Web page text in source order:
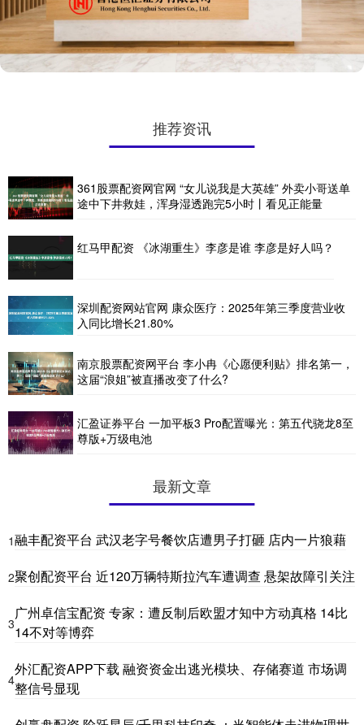
推荐资讯
361股票配资网官网 “女儿说我是大英雄” 外卖小哥送单
途中下井救娃，浑身湿透跑完5小时丨看见正能量
红马甲配资 《冰湖重生》李彦是谁 李彦是好人吗？
深圳配资网站官网 康众医疗：2025年第三季度营业收
入同比增长21.80%
南京股票配资网平台 李小冉《心愿便利贴》排名第一，
这届“浪姐”被直播改变了什么?
汇盈证券平台 一加平板3 Pro配置曝光：第五代骁龙8至
尊版+万级电池
最新文章
1融丰配资平台 武汉老字号餐饮店遭男子打砸 店内一片狼藉
2聚创配资平台 近120万辆特斯拉汽车遭调查 悬架故障引关注
3
广州卓信宝配资 专家：遭反制后欧盟才知中方动真格 14比
14不对等博弈
4
外汇配资APP下载 融资资金出逃光模块、存储赛道 市场调
整信号显现